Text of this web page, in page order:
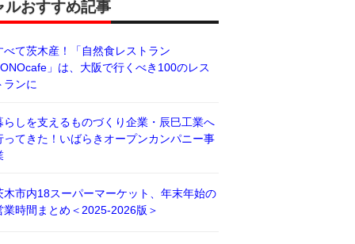
ルおすすめ記事
べて茨木産！「自然食レストラン
」は、大阪で行くべき100のレス
ランに
らしを支えるものづくり企業・辰巳工業へ
ってきた！いばらきオープンカンパニー事
木市内18スーパーマーケット、年末年始の
業時間まとめ＜2025-2026版＞